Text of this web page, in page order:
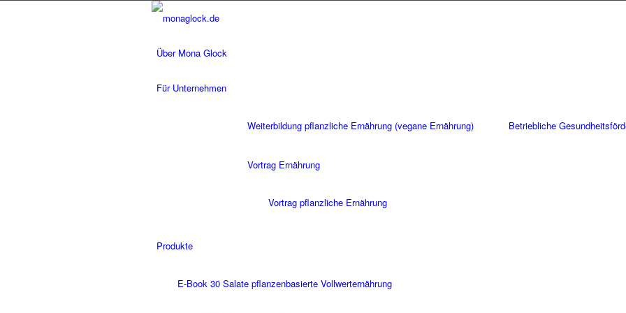
Über Mona Glock
Für Unternehmen
Weiterbildung pflanzliche Ernährung (vegane Ernährung) Betriebliche
Vortrag Ernährung
Vortrag pflanzliche Ernährung
Produkte
E-Book 30 Salate pflanzenbasierte Vollwerternährung